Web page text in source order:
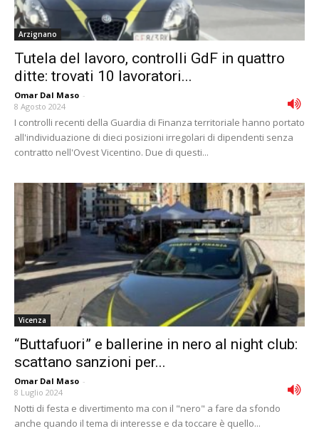
Arzignano
Tutela del lavoro, controlli GdF in quattro
ditte: trovati 10 lavoratori...
Omar Dal Maso -
8 Agosto 2024
I controlli recenti della Guardia di Finanza territoriale hanno portato
all'individuazione di dieci posizioni irregolari di dipendenti senza
contratto nell'Ovest Vicentino. Due di questi...
Vicenza
“Buttafuori” e ballerine in nero al night club:
scattano sanzioni per...
Omar Dal Maso -
8 Luglio 2024
Notti di festa e divertimento ma con il "nero" a fare da sfondo
anche quando il tema di interesse e da toccare è quello...